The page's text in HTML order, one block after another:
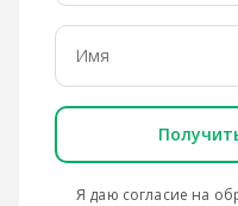
Я даю согласие на